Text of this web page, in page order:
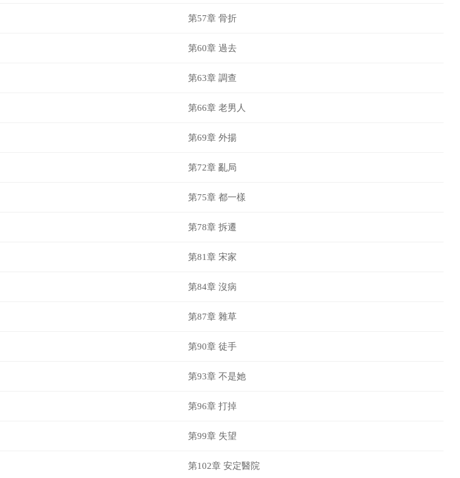
第57章 骨折
第60章 過去
第63章 調查
第66章 老男人
第69章 外揚
第72章 亂局
第75章 都一樣
第78章 拆遷
第81章 宋家
第84章 沒病
第87章 雜草
第90章 徒手
第93章 不是她
第96章 打掉
第99章 失望
第102章 安定醫院